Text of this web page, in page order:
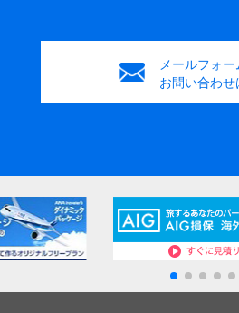
メールフォ
お問い合わせ